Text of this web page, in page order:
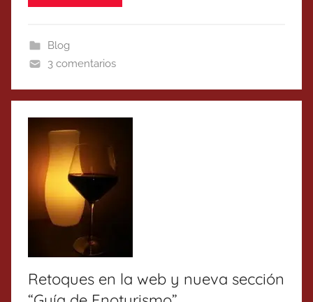
Blog
3 comentarios
Retoques en la web y nueva sección